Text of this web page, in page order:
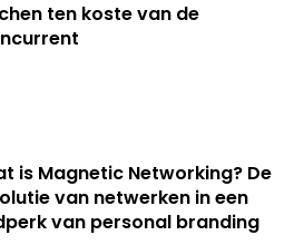
ten koste van de
is Magnetic Networking? De
van netwerken in een
van personal branding